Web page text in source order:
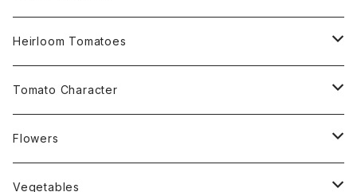
Small Determinate 30cm~50cm
Medium Determinate 50~100cm
Large Determinate 100~150cm
Semi Indeterminate ~150cm
Heirloom Tomatoes
Amber Heirloom Tomatoes
Bi-Color Heirloom Tomatoes
Black Heirloom Tomatoes
Tomato Character
Culinary Uses
For Canning
Disease Resistance
Flowers
Nasturtium・ナスターチウム
Vegetables